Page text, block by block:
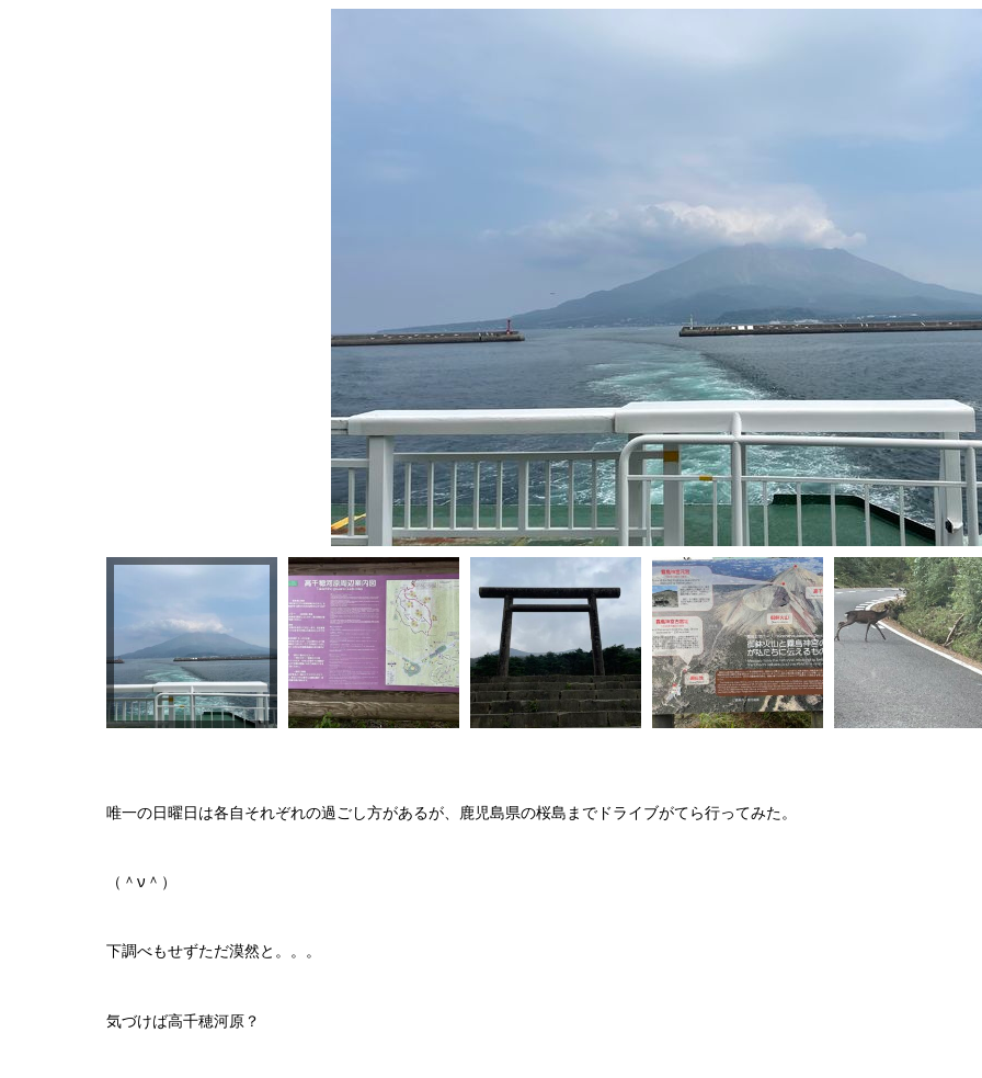
唯一の日曜日は各自それぞれの過ごし方があるが、鹿児島県の桜島までドライブがてら行ってみた。
（＾ν＾）
下調べもせずただ漠然と。。。
気づけば高千穂河原？